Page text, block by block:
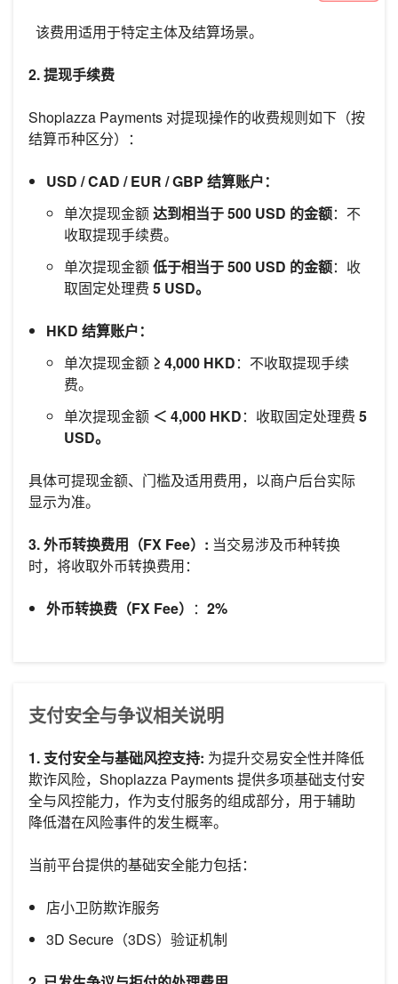
该费用适用于特定主体及结算场景。
2. 提现手续费
Shoplazza Payments 对提现操作的收费规则如下（按
结算币种区分）：
USD / CAD / EUR / GBP 结算账户：
单次提现金额达到相当于 500 USD 的金额：不
收取提现手续费。
单次提现金额低于相当于 500 USD 的金额：收
取固定处理费 5 USD。
HKD 结算账户：
单次提现金额 ≥ 4,000 HKD：不收取提现手续
费。
单次提现金额 ＜ 4,000 HKD：收取固定处理费 5
USD。
具体可提现金额、门槛及适用费用，以商户后台实际
显示为准。
3. 外币转换费用（FX Fee）: 当交易涉及币种转换
时，将收取外币转换费用：
外币转换费（FX Fee） ： 2%
支付安全与争议相关说明
1. 支付安全与基础风控支持: 为提升交易安全性并降低
欺诈风险，Shoplazza Payments 提供多项基础支付安
全与风控能力，作为支付服务的组成部分，用于辅助
降低潜在风险事件的发生概率。
当前平台提供的基础安全能力包括：
店小卫防欺诈服务
3D Secure（3DS）验证机制